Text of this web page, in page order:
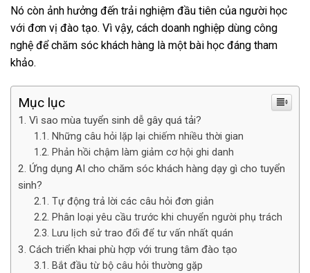
Nó còn ảnh hưởng đến trải nghiệm đầu tiên của người học
với đơn vị đào tạo. Vì vậy, cách doanh nghiệp dùng công
nghệ để chăm sóc khách hàng là một bài học đáng tham
khảo.
Mục lục
Vì sao mùa tuyển sinh dễ gây quá tải?
Những câu hỏi lặp lại chiếm nhiều thời gian
Phản hồi chậm làm giảm cơ hội ghi danh
Ứng dụng AI cho chăm sóc khách hàng dạy gì cho tuyển
sinh?
Tự động trả lời các câu hỏi đơn giản
Phân loại yêu cầu trước khi chuyển người phụ trách
Lưu lịch sử trao đổi để tư vấn nhất quán
Cách triển khai phù hợp với trung tâm đào tạo
Bắt đầu từ bộ câu hỏi thường gặp